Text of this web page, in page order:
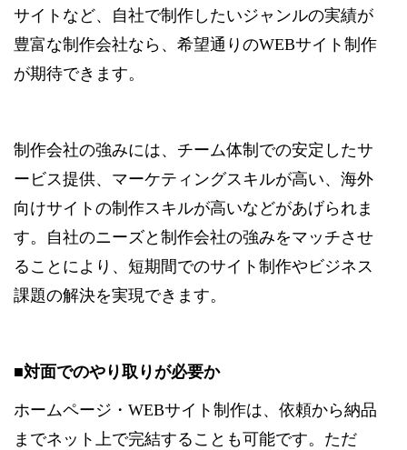
サイトなど、自社で制作したいジャンルの実績が
豊富な制作会社なら、希望通りのWEBサイト制作
が期待できます。
制作会社の強みには、チーム体制での安定したサ
ービス提供、マーケティングスキルが高い、海外
向けサイトの制作スキルが高いなどがあげられま
す。自社のニーズと制作会社の強みをマッチさせ
ることにより、短期間でのサイト制作やビジネス
課題の解決を実現できます。
■対面でのやり取りが必要か
ホームページ・WEBサイト制作は、依頼から納品
までネット上で完結することも可能です。ただ